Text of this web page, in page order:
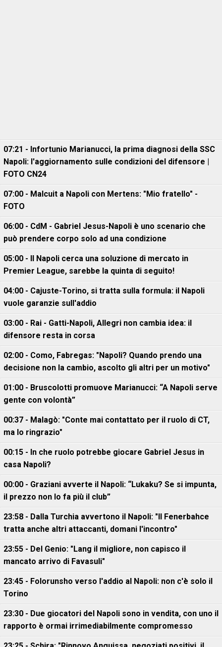
07:21 - Infortunio Marianucci, la prima diagnosi della SSC
Napoli: l'aggiornamento sulle condizioni del difensore |
FOTO CN24
07:00 - Malcuit a Napoli con Mertens: "Mio fratello" -
FOTO
06:00 - CdM - Gabriel Jesus-Napoli è uno scenario che
può prendere corpo solo ad una condizione
05:00 - Il Napoli cerca una soluzione di mercato in
Premier League, sarebbe la quinta di seguito!
04:00 - Cajuste-Torino, si tratta sulla formula: il Napoli
vuole garanzie sull'addio
03:00 - Rai - Gatti-Napoli, Allegri non cambia idea: il
difensore resta in corsa
02:00 - Como, Fabregas: "Napoli? Quando prendo una
decisione non la cambio, ascolto gli altri per un motivo"
01:00 - Bruscolotti promuove Marianucci: “A Napoli serve
gente con volontà”
00:37 - Malagò: "Conte mai contattato per il ruolo di CT,
ma lo ringrazio"
00:15 - In che ruolo potrebbe giocare Gabriel Jesus in
casa Napoli?
00:00 - Graziani avverte il Napoli: “Lukaku? Se si impunta,
il prezzo non lo fa più il club”
23:58 - Dalla Turchia avvertono il Napoli: "Il Fenerbahce
tratta anche altri attaccanti, domani l'incontro"
23:55 - Del Genio: "Lang il migliore, non capisco il
mancato arrivo di Favasuli"
23:45 - Folorunsho verso l'addio al Napoli: non c'è solo il
Torino
23:30 - Due giocatori del Napoli sono in vendita, con uno il
rapporto è ormai irrimediabilmente compromesso